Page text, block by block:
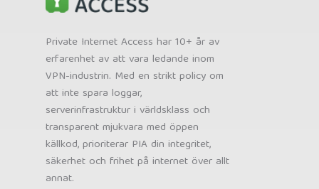
Private Internet Access har 10+ år av
erfarenhet av att vara ledande inom
VPN-industrin. Med en strikt policy om
att inte spara loggar,
serverinfrastruktur i världsklass och
transparent mjukvara med öppen
källkod, prioriterar PIA din integritet,
säkerhet och frihet på internet över allt
annat.